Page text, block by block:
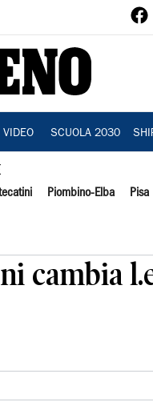
VIDEO SCUOLA 2030
Piombino-Elba Pisa
cambia